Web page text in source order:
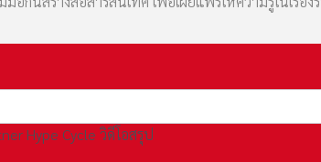
Hype Cycle วิดีโอสรุป